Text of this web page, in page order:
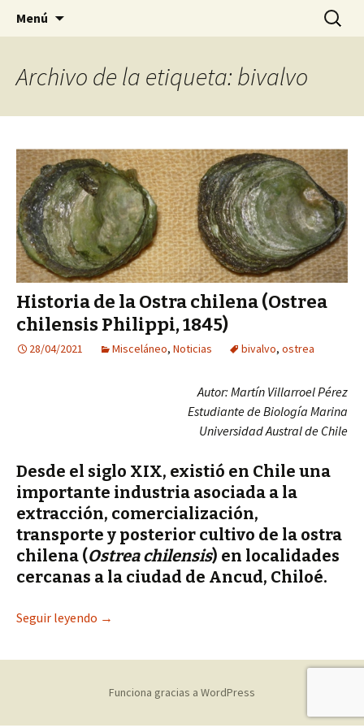
SMACH
Sociedad Malacológica de Chile
Menú Buscar:
Archivo de la etiqueta: bivalvo
Historia de la Ostra chilena (Ostrea
chilensis Philippi, 1845)
28/04/2021 Misceláneo, Noticias bivalvo, ostrea
Autor: Martín Villarroel Pérez
Estudiante de Biología Marina
Universidad Austral de Chile
Desde el siglo XIX, existió en Chile una
importante industria asociada a la
extracción, comercialización,
transporte y posterior cultivo de la ostra
chilena (Ostrea chilensis) en localidades
cercanas a la ciudad de Ancud, Chiloé.
Seguir leyendo Historia de la Ostra chilena (Ostrea chilensis
→
Funciona gracias a WordPress